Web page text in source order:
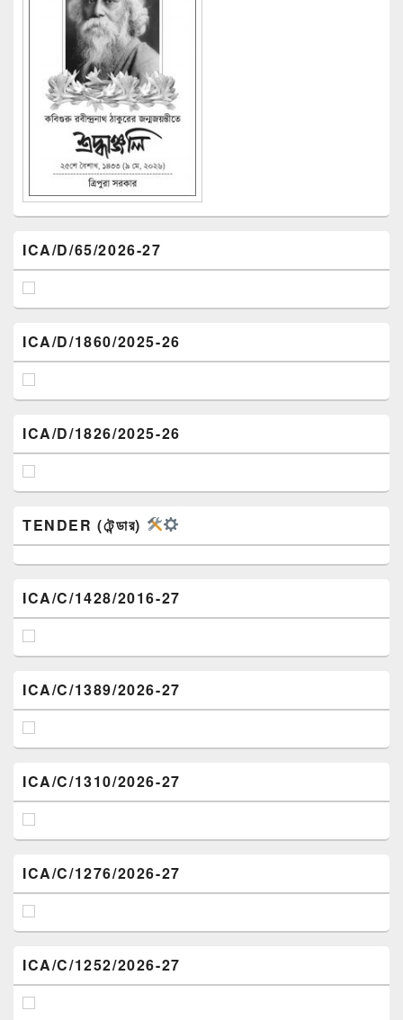
ICA/D/65/2026-27
ICA/D/1860/2025-26
ICA/D/1826/2025-26
TENDER (টেন্ডার)
ICA/C/1428/2016-27
ICA/C/1389/2026-27
ICA/C/1310/2026-27
ICA/C/1276/2026-27
ICA/C/1252/2026-27